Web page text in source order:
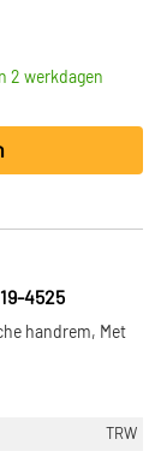
2 werkdagen
4525
handrem, Met
TRW